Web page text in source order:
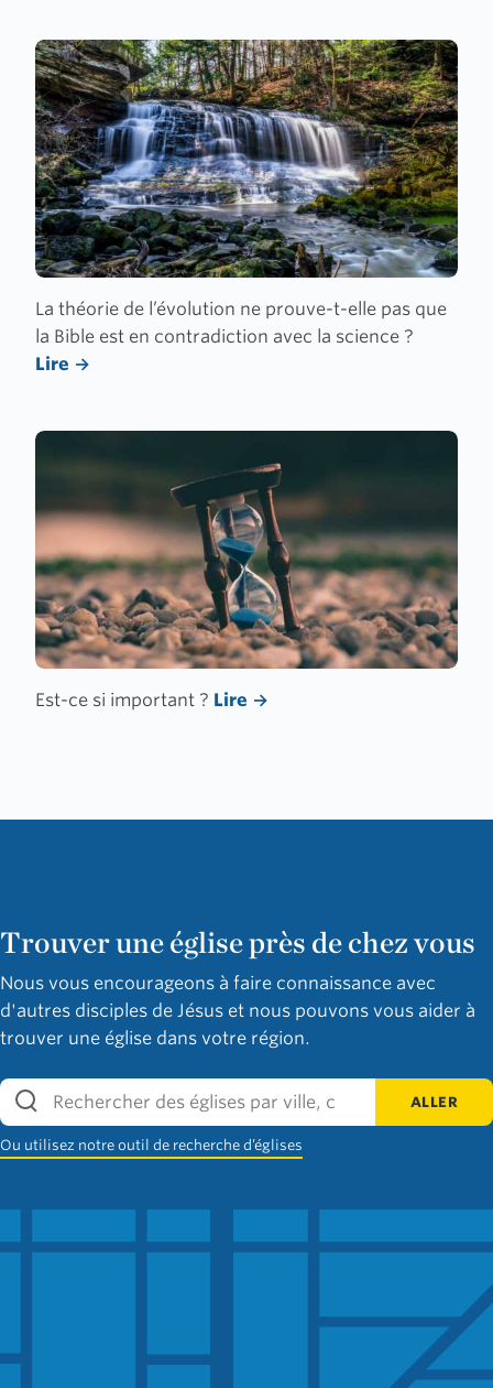
La théorie de l’évolution ne prouve-t-elle pas que
la Bible est en contradiction avec la science ?
Lire
Est-ce si important ? Lire
Trouver une église près de chez vous
Nous vous encourageons à faire connaissance avec
d'autres disciples de Jésus et nous pouvons vous aider à
trouver une église dans votre région.
ALLER
Ou utilisez notre outil de recherche d’églises